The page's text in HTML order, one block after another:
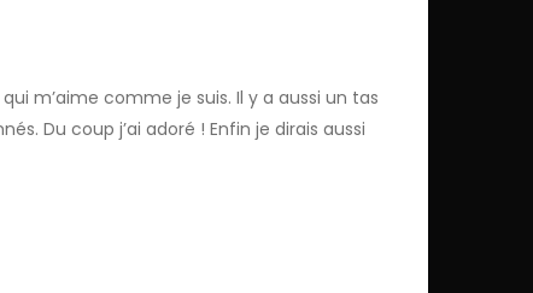
m’aime comme je suis. Il y a aussi un tas
Du coup j’ai adoré ! Enfin je dirais aussi